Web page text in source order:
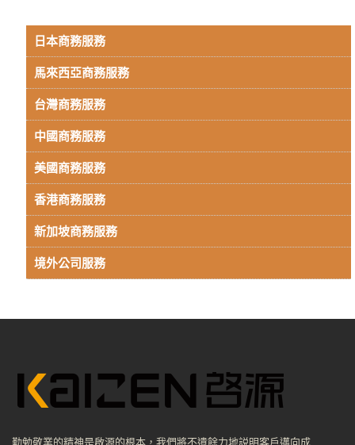
日本商務服務
馬來西亞商務服務
台灣商務服務
中國商務服務
美國商務服務
香港商務服務
新加坡商務服務
境外公司服務
勤勉敬業的精神是啟源的根本，我們將不遺餘力地説明客戶邁向成